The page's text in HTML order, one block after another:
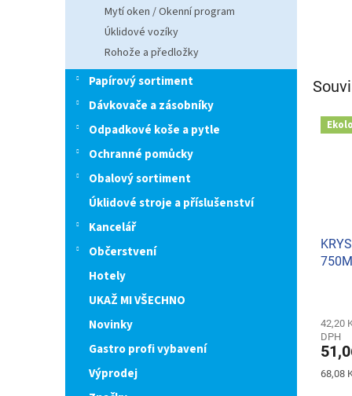
Mytí oken / Okenní program
Úklidové vozíky
Rohože a předložky
Papírový sortiment
Dávkovače a zásobníky
Odpadkové koše a pytle
Ochranné pomůcky
Obalový sortiment
Úklidové stroje a příslušenství
Kancelář
Občerstvení
Hotely
UKAŽ MI VŠECHNO
Novinky
Gastro profi vybavení
Výprodej
je
5,0
z
42,20
DPH
Měrná
68,08